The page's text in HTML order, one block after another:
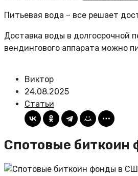
Питьевая вода – все решает
Доставка воды в долгосрочной
вендингового аппарата можно
Виктор
24.08.2025
Статьи
Спотовые биткоин